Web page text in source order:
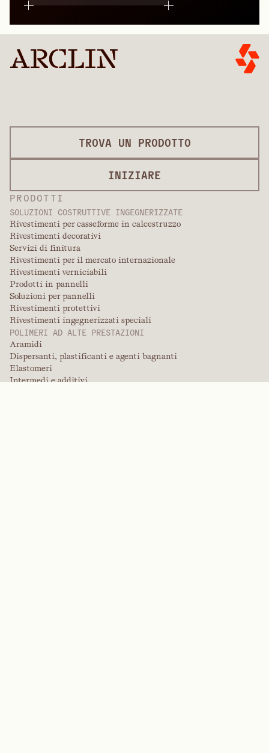
PRODOTTI
SOLUZIONI COSTRUTTIVE INGEGNERIZZATE
Rivestimenti per casseforme in calcestruzzo
Rivestimenti decorativi
Servizi di finitura
Rivestimenti per il mercato internazionale
Rivestimenti verniciabili
Prodotti in pannelli
Soluzioni per pannelli
Rivestimenti protettivi
Rivestimenti ingegnerizzati speciali
POLIMERI AD ALTE PRESTAZIONI
Aramidi
Dispersanti, plastificanti e agenti bagnanti
Elastomeri
Intermedi e additivi
TROVA UN PRODOTTO
INIZIARE